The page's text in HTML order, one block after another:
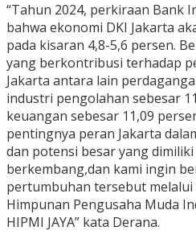
“Tahun 2024, perkiraan Bank
bahwa ekonomi DKI Jakarta
pada kisaran 4,8-5,6 persen.
yang berkontribusi terhadap
Jakarta antara lain
industri pengolahan sebesar
keuangan sebesar 11,09
pentingnya peran Jakarta
dan potensi besar yang
berkembang,dan kami ingin
pertumbuhan tersebut melalui
Himpunan Pengusaha Muda
HIPMI JAYA” kata Derana.